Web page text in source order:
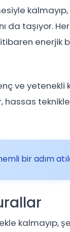
da taşıyor.
enerjik
ve yetenekli
bir adım
kalmayıp,